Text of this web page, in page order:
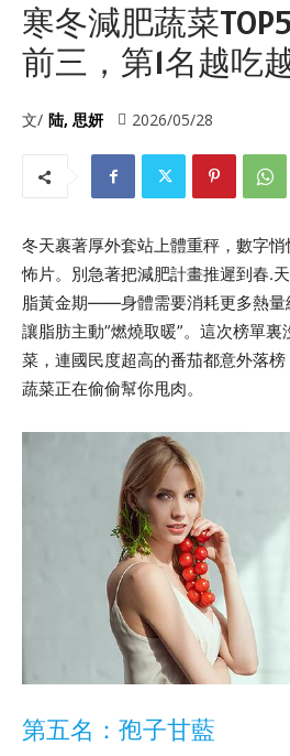
寒冬減肥蔬菜
前三，第1名越吃
文/ 陆, 思妍 2026/05/28
冬天裹著厚外套站上體重秤，數字
怖片。別急著把減肥計畫推遲到春.
脂黃金期——身體需要消耗更多熱量
讓脂肪主動”燃燒取暖”。這次榜單
菜，連國民度超高的番茄都意外落
蔬菜正在偷偷幫你甩肉。
第五名：孢子甘藍